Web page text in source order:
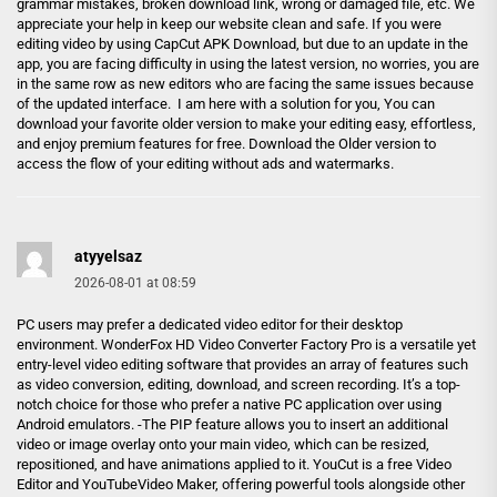
grammar mistakes, broken download link, wrong or damaged file, etc. We
appreciate your help in keep our website clean and safe. If you were
editing video by using CapCut APK Download, but due to an update in the
app, you are facing difficulty in using the latest version, no worries, you are
in the same row as new editors who are facing the same issues because
of the updated interface. I am here with a solution for you, You can
download your favorite older version to make your editing easy, effortless,
and enjoy premium features for free. Download the Older version to
access the flow of your editing without ads and watermarks.
atyyelsaz
2026-08-01 at 08:59
PC users may prefer a dedicated video editor for their desktop
environment. WonderFox HD Video Converter Factory Pro is a versatile yet
entry-level video editing software that provides an array of features such
as video conversion, editing, download, and screen recording. It’s a top-
notch choice for those who prefer a native PC application over using
Android emulators. -The PIP feature allows you to insert an additional
video or image overlay onto your main video, which can be resized,
repositioned, and have animations applied to it. YouCut is a free Video
Editor and YouTubeVideo Maker, offering powerful tools alongside other